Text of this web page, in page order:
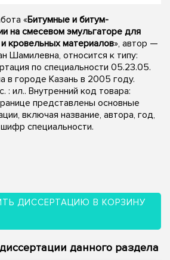
«Битумные и битум-
на смесевом эмульгаторе для
кровельных материалов», автор —
Шамилевна, относится к типу:
по специальности 05.23.05.
в городе Казань в 2005 году.
ил.. Внутренний код товара:
представлены основные
включая название, автора, год,
специальности.
ДИССЕРТАЦИЮ В КОРЗИНУ
данного раздела